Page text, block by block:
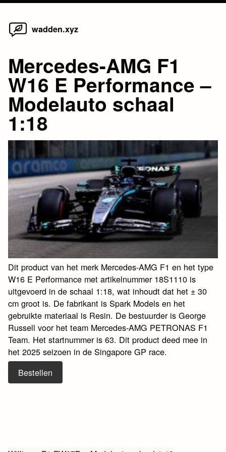
Skip
wadden.xyz
Mercedes-AMG F1
W16 E Performance –
Modelauto schaal
1:18
Dit product van het merk Mercedes-AMG F1 en het type
W16 E Performance met artikelnummer 18S1110 is
uitgevoerd in de schaal 1:18, wat inhoudt dat het ± 30
cm groot is. De fabrikant is Spark Models en het
gebruikte materiaal is Resin. De bestuurder is George
Russell voor het team Mercedes-AMG PETRONAS F1
Team. Het startnummer is 63. Dit product deed mee in
het 2025 seizoen in de Singapore GP race.
Bestellen